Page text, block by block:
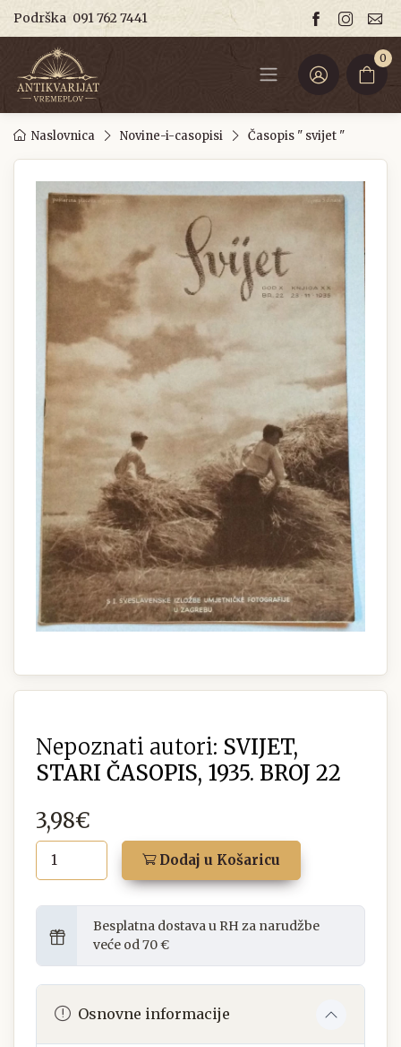
Podrška 091 762 7441
0
Naslovnica Novine-i-casopisi Časopis " svijet "
Nepoznati autori: SVIJET,
STARI ČASOPIS, 1935. BROJ 22
3,98€
Dodaj u Košaricu
Besplatna dostava u RH za narudžbe
veće od 70 €
Osnovne informacije